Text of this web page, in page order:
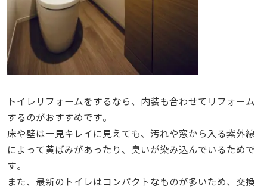
トイレリフォームをするなら、内装も合わせてリフォーム
するのがおすすめです。
床や壁は一見キレイに見えても、汚れや窓から入る紫外線
によって黄ばみがあったり、臭いが染み込んでいるためで
す。
また、最新のトイレはコンパクトなものが多いため、交換